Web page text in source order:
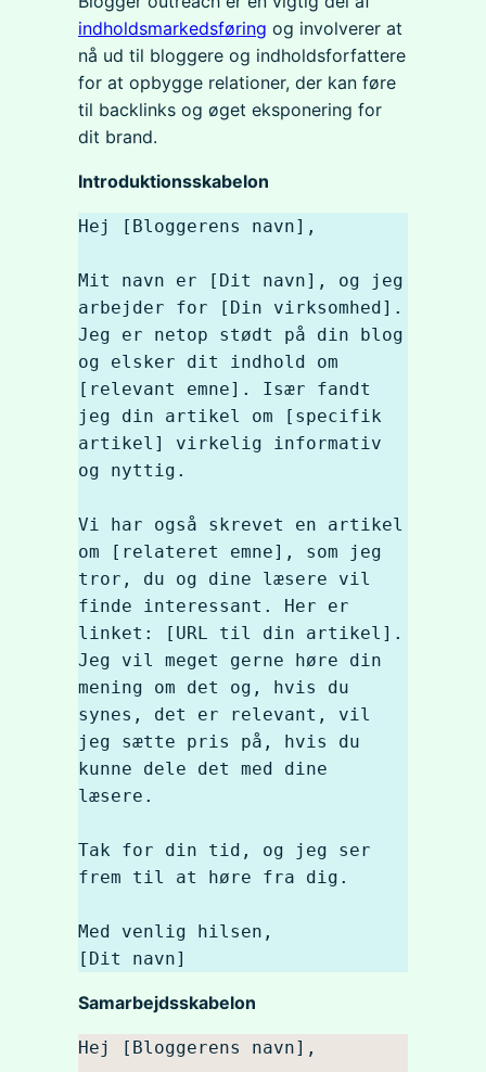
indholdsmarkedsføring og involverer at
nå ud til bloggere og indholdsforfattere
for at opbygge relationer, der kan føre
til backlinks og øget eksponering for
dit brand.
Introduktionsskabelon
Hej [Bloggerens navn],
Mit navn er [Dit navn], og jeg
arbejder for [Din virksomhed].
Jeg er netop stødt på din blog
og elsker dit indhold om
[relevant emne]. Især fandt
jeg din artikel om [specifik
artikel] virkelig informativ
og nyttig.
Vi har også skrevet en artikel
om [relateret emne], som jeg
tror, du og dine læsere vil
finde interessant. Her er
linket: [URL til din artikel].
Jeg vil meget gerne høre din
mening om det og, hvis du
synes, det er relevant, vil
jeg sætte pris på, hvis du
kunne dele det med dine
læsere.
Tak for din tid, og jeg ser
frem til at høre fra dig.
Med venlig hilsen,
Samarbejdsskabelon
Hej [Bloggerens navn],